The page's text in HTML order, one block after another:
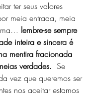
ter seus valores
meia entrada, meia
lembre-se sempre
inteira e sincera é
mentira fracionada
verdades. Se
vez que queremos ser
nos aceitar estamos